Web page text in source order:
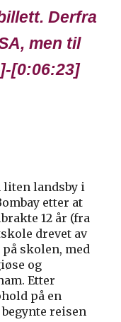
Derfra
men til
]-[0:06:23]
liten landsby i
etter at
12 år (fra
drevet av
skolen, med
og
Etter
på en
reisen